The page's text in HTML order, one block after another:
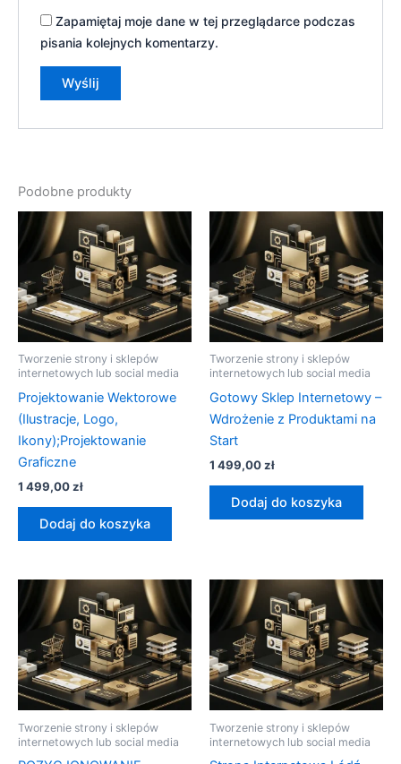
Zapamiętaj moje dane w tej przeglądarce podczas
pisania kolejnych komentarzy.
Podobne produkty
Tworzenie strony i sklepów
internetowych lub social media
Projektowanie Wektorowe
(Ilustracje, Logo,
Ikony);Projektowanie
Graficzne
1 499,00zł
Dodaj do koszyka
Tworzenie strony i sklepów
internetowych lub social media
Gotowy Sklep Internetowy –
Wdrożenie z Produktami na
Start
1 499,00zł
Dodaj do koszyka
Tworzenie strony i sklepów
internetowych lub social media
Tworzenie strony i sklepów
internetowych lub social media